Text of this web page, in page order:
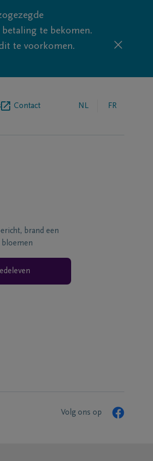
te bekomen.
te voorkomen.
Contact NL FR
brand een
bloemen
Volg ons op